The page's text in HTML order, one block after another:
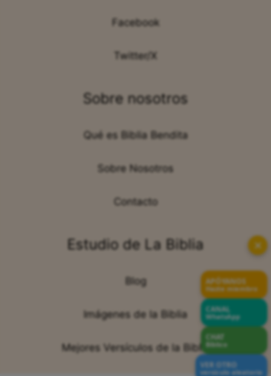
Facebook
Twitter/X
Sobre nosotros
Qué es Biblia Bendita
Sobre Nosotros
Contacto
Estudio de La Biblia
Blog
Imágenes de la Biblia
Mejores Versículos de la Biblia
✕
APÓYANOS
Hazte miembro
CANAL
WhatsApp
CHAT
Bíblico
VER OTRO
versículo aleatorio